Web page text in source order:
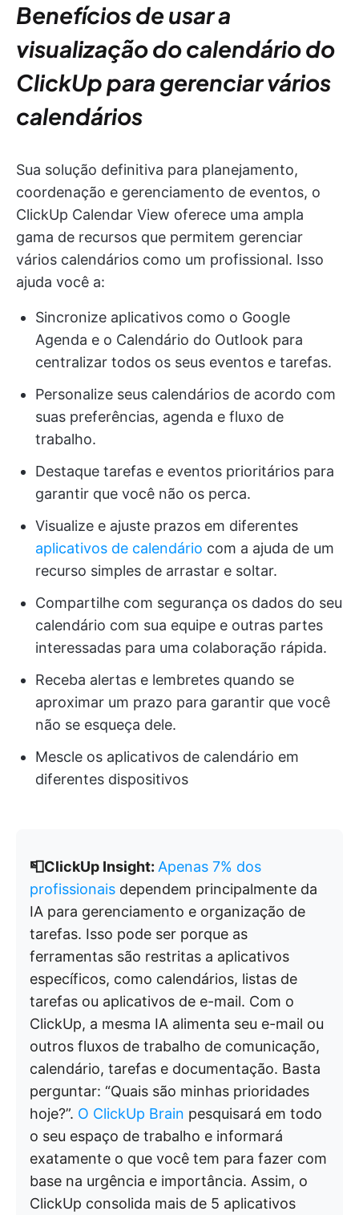
Benefícios de usar a
visualização do calendário do
ClickUp para gerenciar vários
calendários
Sua solução definitiva para planejamento,
coordenação e gerenciamento de eventos, o
ClickUp Calendar View oferece uma ampla
gama de recursos que permitem gerenciar
vários calendários como um profissional. Isso
ajuda você a:
Sincronize aplicativos como o Google
Agenda e o Calendário do Outlook para
centralizar todos os seus eventos e tarefas.
Personalize seus calendários de acordo com
suas preferências, agenda e fluxo de
trabalho.
Destaque tarefas e eventos prioritários para
garantir que você não os perca.
Visualize e ajuste prazos em diferentes
aplicativos de calendário com a ajuda de um
recurso simples de arrastar e soltar.
Compartilhe com segurança os dados do seu
calendário com sua equipe e outras partes
interessadas para uma colaboração rápida.
Receba alertas e lembretes quando se
aproximar um prazo para garantir que você
não se esqueça dele.
Mescle os aplicativos de calendário em
diferentes dispositivos
📮ClickUp Insight: Apenas 7% dos
profissionais dependem principalmente da
IA para gerenciamento e organização de
tarefas. Isso pode ser porque as
ferramentas são restritas a aplicativos
específicos, como calendários, listas de
tarefas ou aplicativos de e-mail. Com o
ClickUp, a mesma IA alimenta seu e-mail ou
outros fluxos de trabalho de comunicação,
calendário, tarefas e documentação. Basta
perguntar: “Quais são minhas prioridades
hoje?”. O ClickUp Brain pesquisará em todo
o seu espaço de trabalho e informará
exatamente o que você tem para fazer com
base na urgência e importância. Assim, o
ClickUp consolida mais de 5 aplicativos